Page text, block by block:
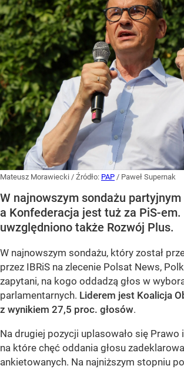
Mateusz Morawiecki / Źródło: PAP / Paweł Supernak
W najnowszym sondażu partyjnym
a Konfederacja jest tuż za PiS-em.
uwzględniono także Rozwój Plus.
W najnowszym sondażu, który został
przez IBRiS na zlecenie Polsat News,
zapytani, na kogo oddadzą głos w
parlamentarnych. Liderem jest Koalicja
z wynikiem 27,5 proc. głosów.
Na drugiej pozycji uplasowało się Prawo
na które chęć oddania głosu
ankietowanych. Na najniższym stopniu